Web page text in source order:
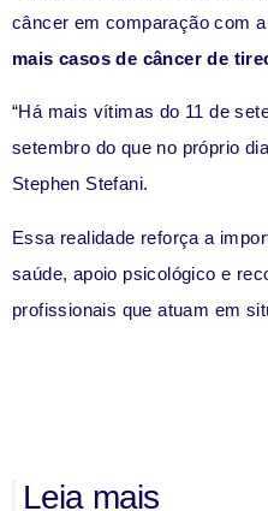
câncer em comparação com
mais casos de câncer de
“Há mais vítimas do 11 de
setembro do que no próprio
Stephen Stefani.
Essa realidade reforça a
saúde, apoio psicológico e
profissionais que atuam em
Leia mais